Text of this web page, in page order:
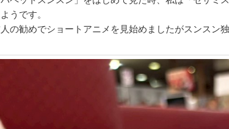
テ
ン
ツ
移
ン
ツ
へ
動
うです。
の勧めでショートアニメを見始めましたがスンスン